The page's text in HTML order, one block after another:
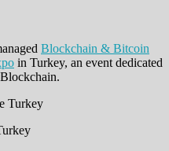
Blockchain & Bitcoin
in Turkey, an event dedicated